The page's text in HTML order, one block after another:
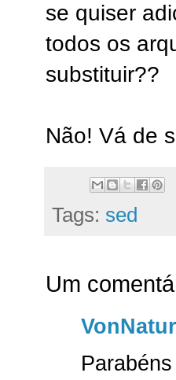
se quiser
todos os
substituir??
Não! Vá de
Tags: sed
Um